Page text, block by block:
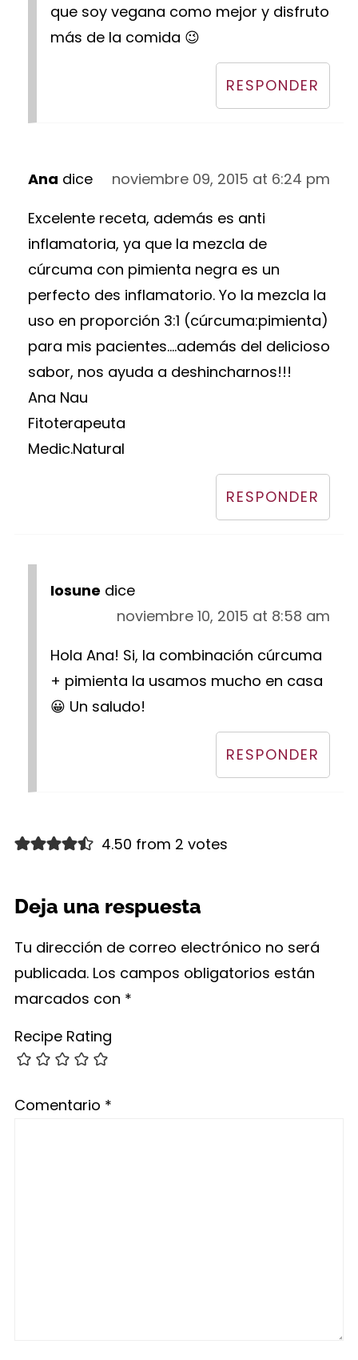
que soy vegana como mejor y disfruto
más de la comida 😉
RESPONDER
Ana dice
noviembre 09, 2015 at 6:24 pm
Excelente receta, además es anti
inflamatoria, ya que la mezcla de
cúrcuma con pimienta negra es un
perfecto des inflamatorio. Yo la mezcla la
uso en proporción 3:1 (cúrcuma:pimienta)
para mis pacientes....además del delicioso
sabor, nos ayuda a deshincharnos!!!
Ana Nau
Fitoterapeuta
Medic.Natural
RESPONDER
Iosune dice
noviembre 10, 2015 at 8:58 am
Hola Ana! Si, la combinación cúrcuma
+ pimienta la usamos mucho en casa
😀 Un saludo!
RESPONDER
4.50 from 2 votes
Deja una respuesta
Tu dirección de correo electrónico no será
publicada. Los campos obligatorios están
marcados con *
Recipe Rating
Comentario *